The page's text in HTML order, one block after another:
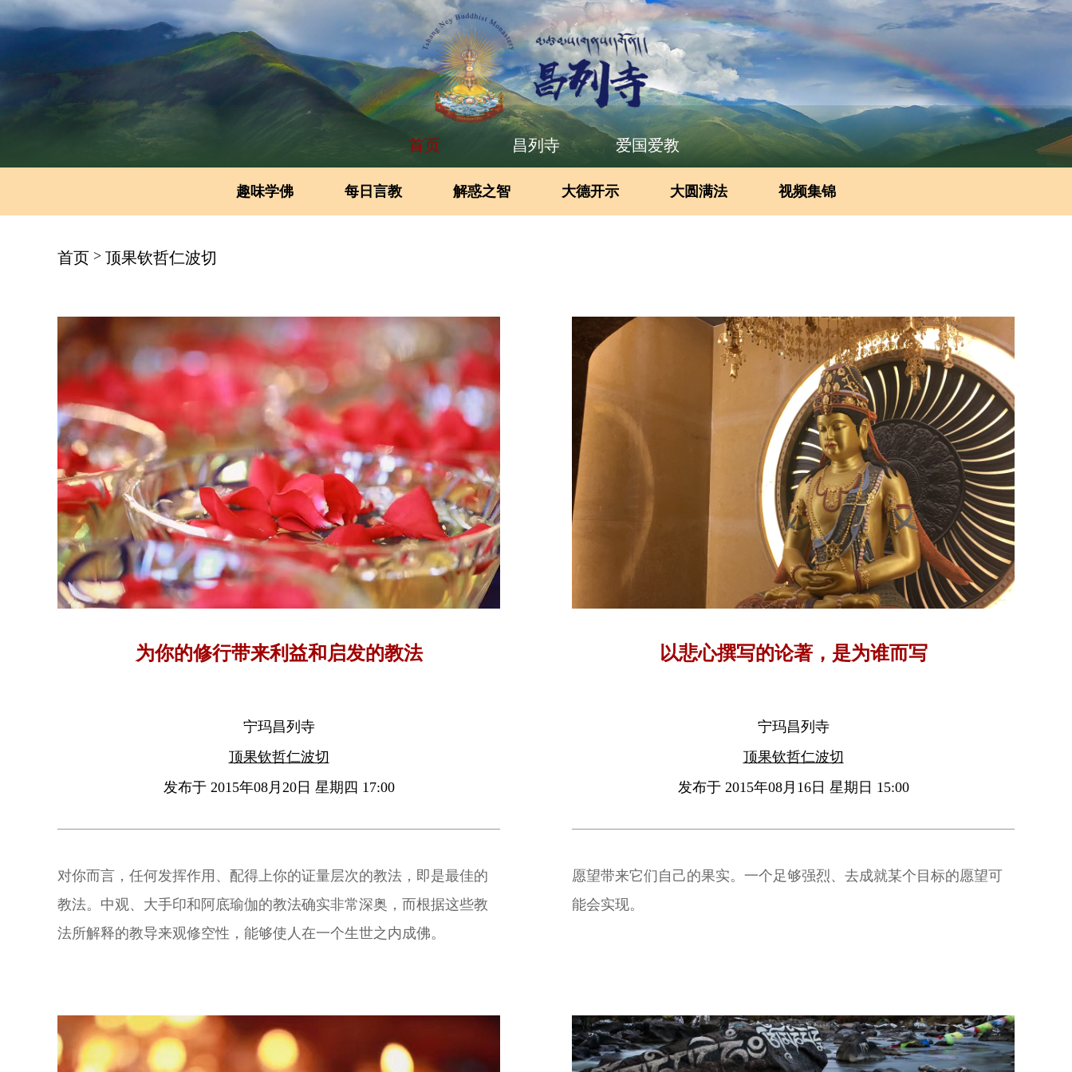
首页 昌列寺 爱国爱教
趣味学佛 每日言教 解惑之智 大德开示 大圆满法 视频集锦
首页 > 顶果钦哲仁波切
为你的修行带来利益和启发的教法
宁玛昌列寺
顶果钦哲仁波切
发布于 2015年08月20日 星期四 17:00
对你而言，任何发挥作用、配得上你的证量层次的教法，即是最佳的
教法。中观、大手印和阿底瑜伽的教法确实非常深奥，而根据这些教
法所解释的教导来观修空性，能够使人在一个生世之内成佛。
以悲心撰写的论著，是为谁而写
宁玛昌列寺
顶果钦哲仁波切
发布于 2015年08月16日 星期日 15:00
愿望带来它们自己的果实。一个足够强烈、去成就某个目标的愿望可
能会实现。